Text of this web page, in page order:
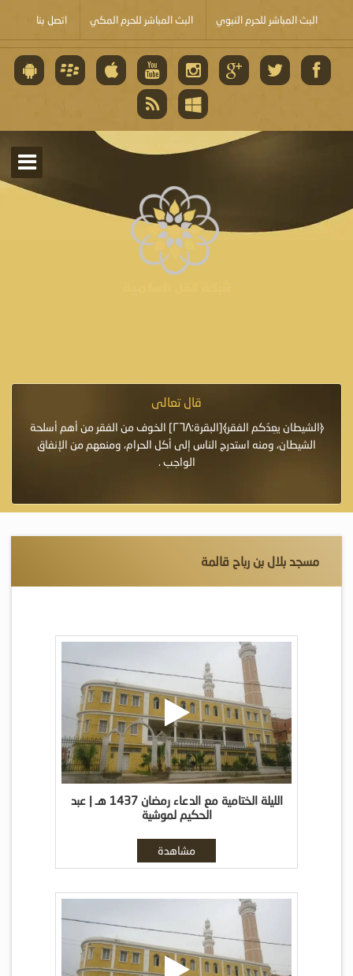
البث المباشر للحرم النبوي البث المباشر للحرم المكي اتصل بنا
قال تعالى
﴿الشيطان يعِدُكم الفقر﴾[البقرة:٢٦٨] الخوف من الفقر من أهم أسلحة
الشيطان، ومنه استدرج الناس إلى أكل الحرام، ومنعهم من الإنفاق
الواجب .
مسجد بلال بن رباح قالمة
الليلة الختامية مع الدعاء رمضان 1437 هـ | عبد
الحكيم لموشية
مشاهدة